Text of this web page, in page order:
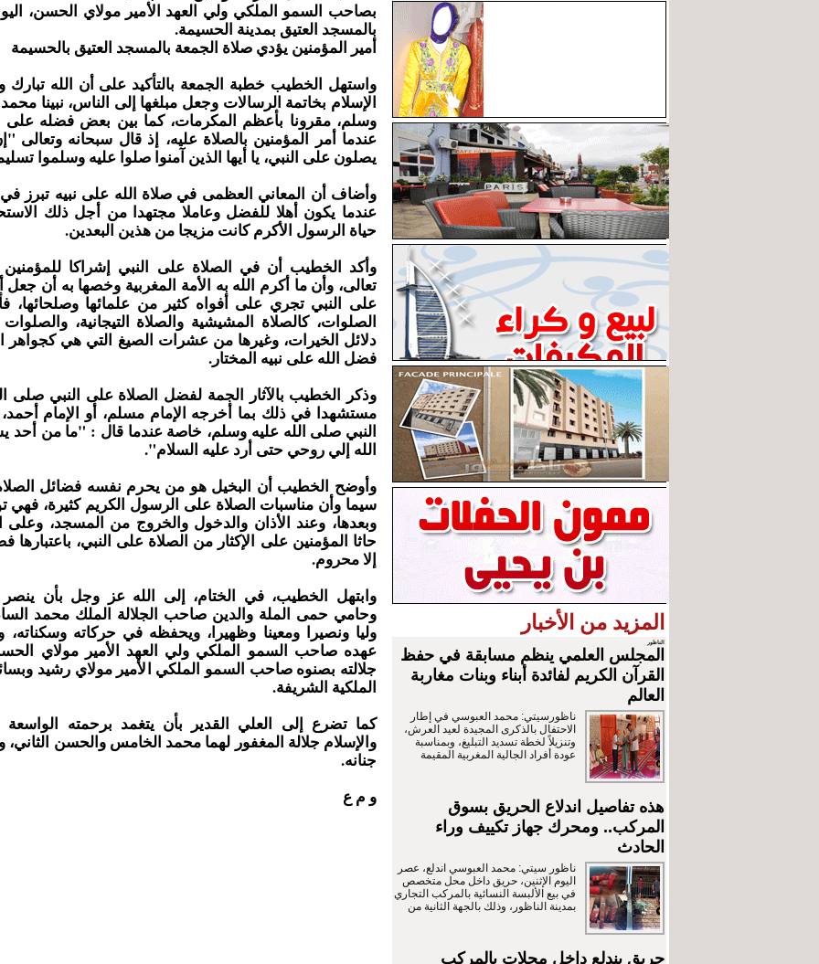
بصاحب السمو الملكي ولي العهد الأمير مولاي الحسن،
بالمسجد العتيق بمدينة الحسيمة.
أمير المؤمنين يؤدي صلاة الجمعة بالمسجد العتيق بالحسيمة
واستهل الخطيب خطبة الجمعة بالتأكيد على أن الله تبارك
الإسلام بخاتمة الرسالات وجعل مبلغها إلى الناس، نبينا
وسلم، مقرونا بأعظم المكرمات، كما بين بعض فضله على
عندما أمر المؤمنين بالصلاة عليه، إذ قال سبحانه وتعالى
يصلون على النبي، يا أيها الذين آمنوا صلوا عليه وسلموا
وأضاف أن المعاني العظمى في صلاة الله على نبيه تبرز في
عندما يكون أهلا للفضل وعاملا مجتهدا من أجل ذلك
حياة الرسول الأكرم كانت مزيجا من هذين البعدين.
وأكد الخطيب أن في الصلاة على النبي إشراكا
تعالى، وأن ما أكرم الله به الأمة المغربية وخصها به أن
على النبي تجري على أفواه كثير من علمائها وصلحائها،
الصلوات، كالصلاة المشيشية والصلاة التيجانية،
دلائل الخيرات، وغيرها من عشرات الصيغ التي هي كجواهر
فضل الله على نبيه المختار.
وذكر الخطيب بالآثار الجمة لفضل الصلاة على النبي صلى
مستشهدا في ذلك بما أخرجه الإمام مسلم، أو الإمام
النبي صلى الله عليه وسلم، خاصة عندما قال : "ما من أحد
الله إلي روحي حتى أرد عليه السلام".
وأوضح الخطيب أن البخيل هو من يحرم نفسه فضائل الصلاة
سيما وأن مناسبات الصلاة على الرسول الكريم كثيرة، فهي
وبعدها، وعند الأذان والدخول والخروج من المسجد، وعلى
حاثا المؤمنين على الإكثار من الصلاة على النبي، باعتبارها
إلا محروم.
وابتهل الخطيب، في الختام، إلى الله عز وجل بأن ينصر
وحامي حمى الملة والدين صاحب الجلالة الملك محمد
وليا ونصيرا ومعينا وظهيرا، ويحفظه في حركاته وسكناته،
عهده صاحب السمو الملكي ولي العهد الأمير مولاي
جلالته بصنوه صاحب السمو الملكي الأمير مولاي رشيد
الملكية الشريفة.
كما تضرع إلى العلي القدير بأن يتغمد برحمته الواسعة
والإسلام جلالة المغفور لهما محمد الخامس والحسن
جنانه.
و م ع
المزيد من الأخبار
الناظور
المجلس العلمي ينظم مسابقة في حفظ
القرآن الكريم لفائدة أبناء وبنات مغاربة
العالم
ناظورسيتي: محمد العبوسي في إطار
الاحتفال بالذكرى المجيدة لعيد العرش،
وتنزيلاً لخطة تسديد التبليغ، وبمناسبة
عودة أفراد الجالية المغربية المقيمة
هذه تفاصيل اندلاع الحريق بسوق
المركب.. ومحرك جهاز تكييف وراء
الحادث
ناظور سيتي: محمد العبوسي اندلع، عصر
اليوم الإثنين، حريق داخل محل متخصص
في بيع الألبسة النسائية بالمركب التجاري
بمدينة الناظور، وذلك بالجهة الثانية من
حريق يندلع داخل محلات بالمركب